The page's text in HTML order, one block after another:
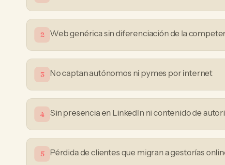
2 Web genérica sin diferenciación de la
3 No captan autónomos ni pymes por internet
4 Sin presencia en LinkedIn ni contenido de
5 Pérdida de clientes que migran a gestorías